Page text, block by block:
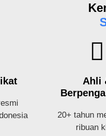
Ahli
20+ tahun
ribuan